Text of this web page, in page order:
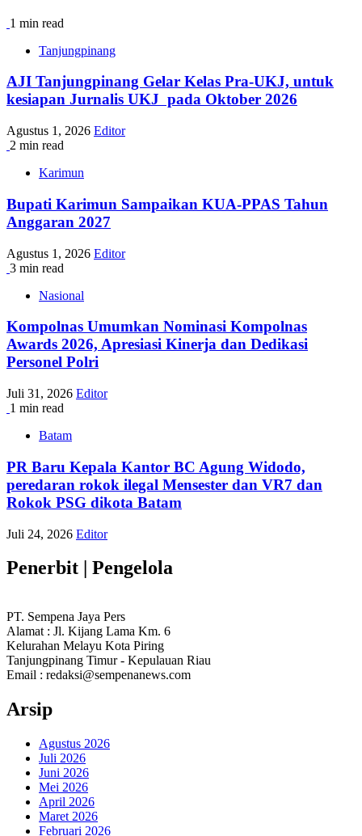
1 min read
Tanjungpinang
AJI Tanjungpinang Gelar Kelas Pra-UKJ, untuk
kesiapan Jurnalis UKJ pada Oktober 2026
Agustus 1, 2026 Editor
2 min read
Karimun
Bupati Karimun Sampaikan KUA-PPAS Tahun
Anggaran 2027
Agustus 1, 2026 Editor
3 min read
Nasional
Kompolnas Umumkan Nominasi Kompolnas
Awards 2026, Apresiasi Kinerja dan Dedikasi
Personel Polri
Juli 31, 2026 Editor
1 min read
Batam
PR Baru Kepala Kantor BC Agung Widodo,
peredaran rokok ilegal Mensester dan VR7 dan
Rokok PSG dikota Batam
Juli 24, 2026 Editor
Penerbit | Pengelola
PT. Sempena Jaya Pers
Alamat : Jl. Kijang Lama Km. 6
Kelurahan Melayu Kota Piring
Tanjungpinang Timur - Kepulauan Riau
Email : redaksi@sempenanews.com
Arsip
Agustus 2026
Juli 2026
Juni 2026
Mei 2026
April 2026
Maret 2026
Februari 2026